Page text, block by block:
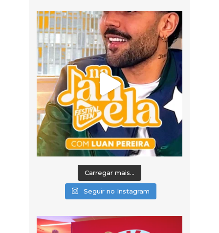
Carregar mais...
Seguir no Instagram